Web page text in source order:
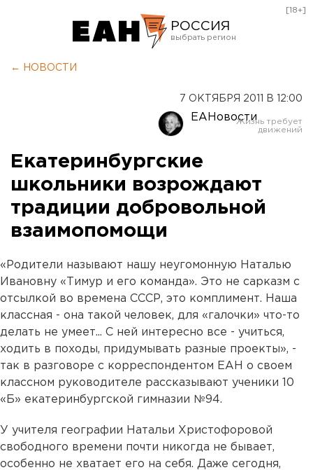
РОССИЯ
Оренбург
[18+]
← НОВОСТИ
7 ОКТЯБРЯ 2011 В 12:00
ЕАНовости
Екатеринбургские
школьники возрождают
традиции добровольной
взаимопомощи
«Родители называют нашу неугомонную Наталью
Ивановну «Тимур и его команда». Это не сарказм с
отсылкой во времена СССР, это комплимент. Наша
классная - она такой человек, для «галочки» что-то
делать не умеет... С ней интересно все - учиться,
ходить в походы, придумывать разные проекты», -
так в разговоре с корреспондентом ЕАН о своем
классном руководителе рассказывают ученики 10
«Б» екатеринбургской гимназии №94.
У учителя географии Натальи Христофоровой
свободного времени почти никогда не бывает,
особенно не хватает его на себя. Даже сегодня,